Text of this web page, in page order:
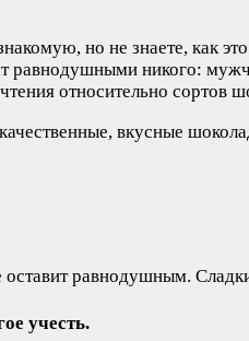
но не знаете, как
равнодушными никого:
относительно сортов
вкусные
оставит равнодушным.
учесть.